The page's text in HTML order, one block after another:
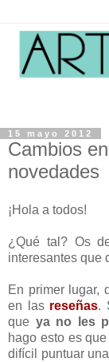
15 mayo 2012
Cambios
novedades
¡Hola a todos!
¿Qué tal? Os
interesantes que
En primer lugar,
en las reseñas.
que ya no les
hago esto es
difícil puntuar